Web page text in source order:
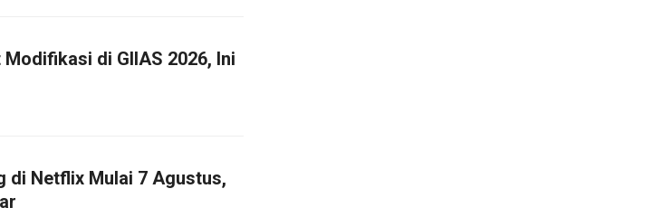
di GIIAS 2026, Ini
di Netflix Mulai 7 Agustus,